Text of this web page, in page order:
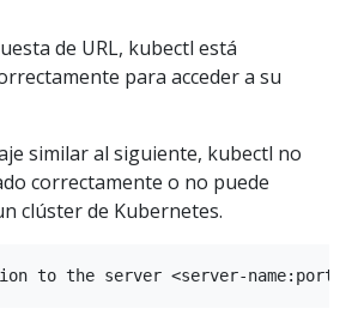
de URL, kubectl está
para acceder a su
similar al siguiente, kubectl no
correctamente o no puede
clúster de Kubernetes.